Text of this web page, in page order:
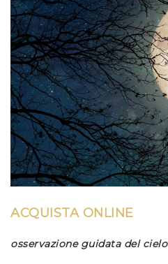
ACQUISTA ONLINE
osservazione guidata del cielo